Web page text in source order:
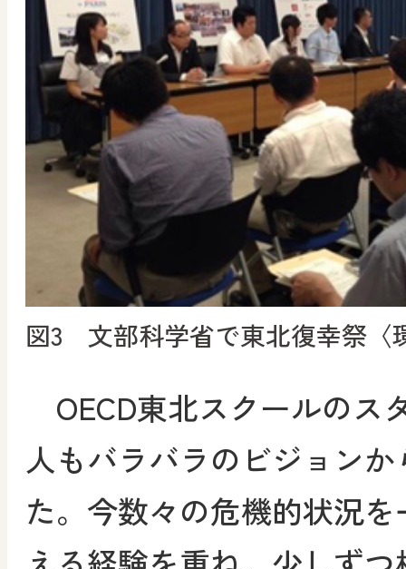
図3 文部科学省で東北復幸祭〈
OECD東北スクールのス
人もバラバラのビジョン
た。今数々の危機的状況